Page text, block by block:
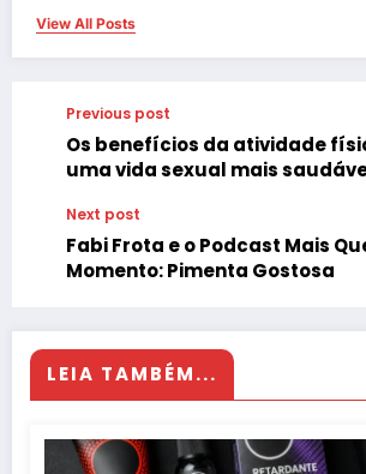
View All Posts
Previous post
Os benefícios da atividade
uma vida sexual mais
Next post
Fabi Frota e o Podcast Mais
Momento: Pimenta Gostosa
LEIA TAMBÉM...